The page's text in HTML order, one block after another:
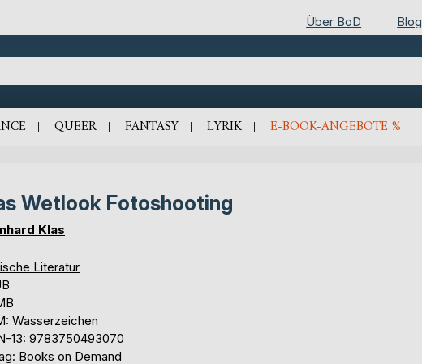
Über BoD Blog
QUEER FANTASY LYRIK E-BOOK-ANGEBOTE %
Wetlook Fotoshooting
Klas
Literatur
Wasserzeichen
13: 9783750493070
Books on Demand